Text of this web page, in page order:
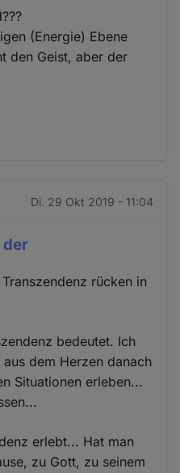
(Energie) Ebene
den Geist, aber der
Di. 29 Okt 2019 - 11:04
der
rücken in
bedeutet. Ich
dem Herzen danach
Situationen erleben...
erlebt... Hat man
zu Gott, zu seinem